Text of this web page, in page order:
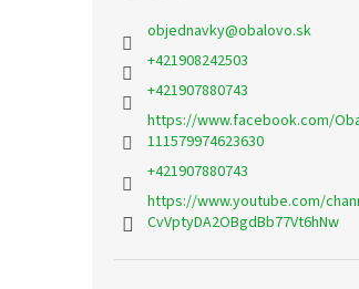
objednavky@obalovo.sk
+421908242503
+421907880743
https://www.facebook.com/
111579974623630
+421907880743
https://www.youtube.com/
CvVptyDA2OBgdBb77Vt6hNw